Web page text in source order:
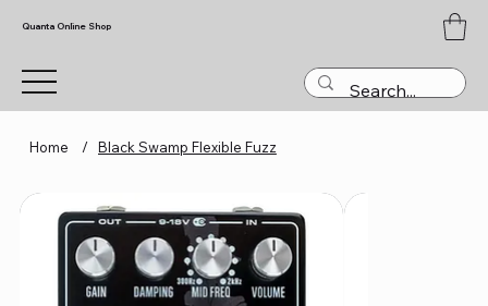
Quanta Online Shop
Home / Black Swamp Flexible Fuzz